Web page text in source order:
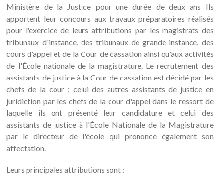
Ministère de la Justice pour une durée de deux ans Ils
apportent leur concours aux travaux préparatoires réalisés
pour l'exercice de leurs attributions par les magistrats des
tribunaux d'instance, des tribunaux de grande instance, des
cours d'appel et de la Cour de cassation ainsi qu'aux activités
de l'École nationale de la magistrature. Le recrutement des
assistants de justice à la Cour de cassation est décidé par les
chefs de la cour ; celui des autres assistants de justice en
juridiction par les chefs de la cour d'appel dans le ressort de
laquelle ils ont présenté leur candidature et celui des
assistants de justice à l'École Nationale de la Magistrature
par le directeur de l'école qui prononce également son
affectation.
Leurs principales attributions sont :